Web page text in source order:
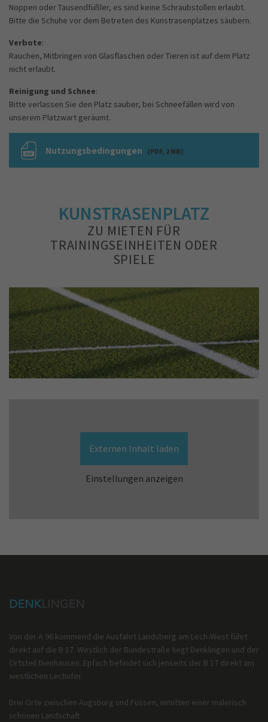
Noppen oder Tausendfüßler, es sind keine Schraubstollen erlaubt.
Bitte die Schuhe vor dem Betreten des Kunstrasenplatzes säubern.
Verbote:
Rauchen, Mitbringen von Glasflaschen oder Tieren ist auf dem Platz
nicht erlaubt.
Reinigung und Schnee:
Bitte verlassen Sie den Platz sauber, bei Schneefällen wird von
unserem Platzwart geräumt.
Nutzungsbedingungen (PDF, 2 MB)
KUNSTRASENPLATZ
ZU MIETEN FÜR
TRAININGSEINHEITEN ODER
SPIELE
Externen Inhalt laden
Einstellungen anzeigen
Von der A 96 kommend die Ausfahrt Landsberg am Lech-West führt
direkt auf die B 17. Westlich der Bundestraße liegt Denklingen und der
Ortsteil Dienhausen. Epfach befindet sich jenseits der B 17 direkt am
westlichen Lechufer.
Drei Orte zwischen Augsburg und Füssen, inmitten einer malerisch
schönen Landschaft